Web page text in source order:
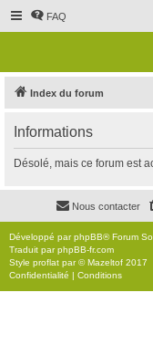
FAQ
Index du forum
Informations
Désolé, mais ce forum est
Nous contacter
Développé parphpBB® Forum
Traduit parphpBB-fr.com
Style proflat par ©Mazeltof 2017
Confidentialité | Conditions